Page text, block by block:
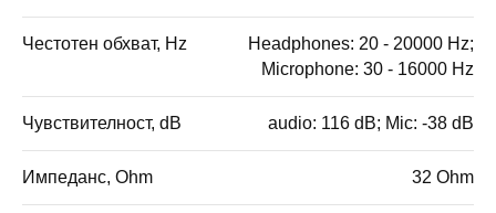
Честотен обхват, Hz
Headphones: 20 - 20000 Hz;
Microphone: 30 - 16000 Hz
Чувствителност, dB audio: 116 dB; Mic: -38 dB
Импеданс, Ohm 32 Ohm